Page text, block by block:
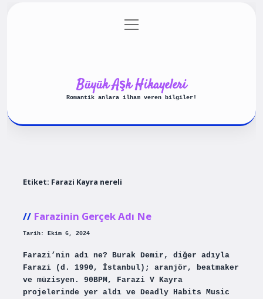
Gizlilik Politikası
menüyü
aç
Büyük Aşk Hikayeleri
Romantik anlara ilham veren bilgiler!
Etiket: Farazi Kayra nereli
Farazinin Gerçek Adı Ne
Tarih: Ekim 6, 2024
Farazi’nin adı ne? Burak Demir, diğer adıyla
Farazi (d. 1990, İstanbul); aranjör, beatmaker
ve müzisyen. 90BPM, Farazi V Kayra
projelerinde yer aldı ve Deadly Habits Music